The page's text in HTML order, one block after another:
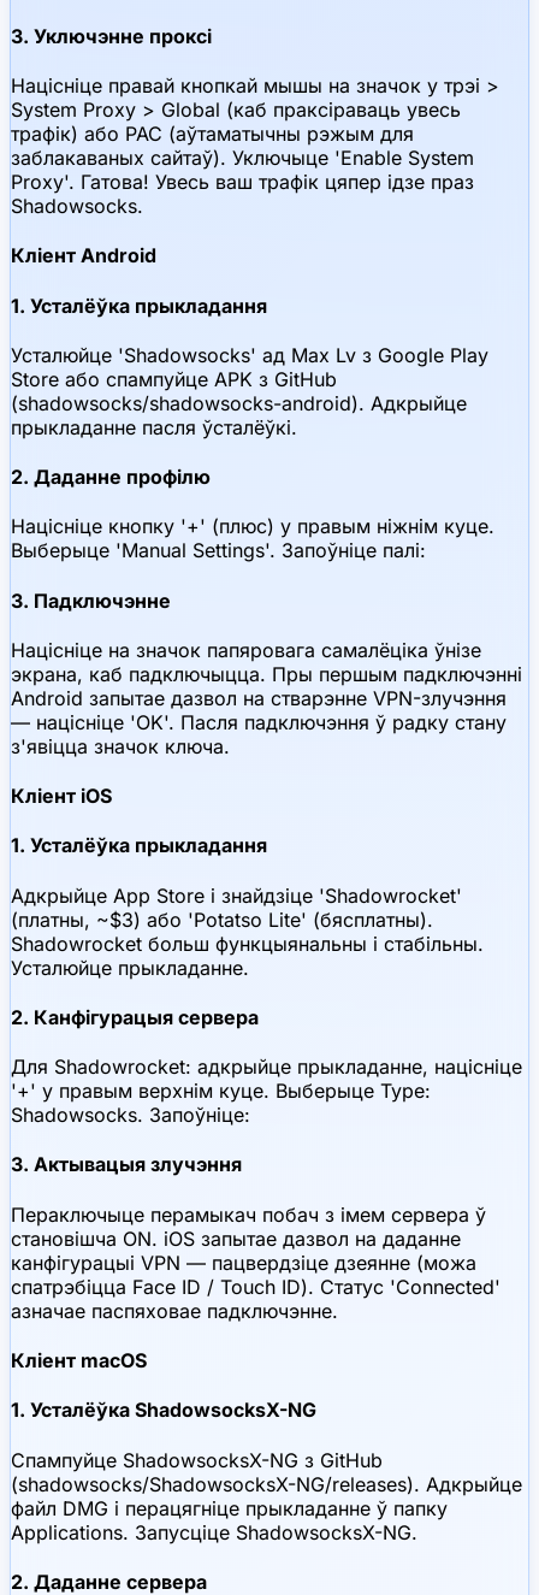
3. Уключэнне проксі
Націсніце правай кнопкай мышы на значок у трэі >
System Proxy > Global (каб праксіраваць увесь
трафік) або PAC (аўтаматычны рэжым для
заблакаваных сайтаў). Уключыце 'Enable System
Proxy'. Гатова! Увесь ваш трафік цяпер ідзе праз
Shadowsocks.
Кліент Android
1. Усталёўка прыкладання
Усталюйце 'Shadowsocks' ад Max Lv з Google Play
Store або спампуйце APK з GitHub
(shadowsocks/shadowsocks-android). Адкрыйце
прыкладанне пасля ўсталёўкі.
2. Даданне профілю
Націсніце кнопку '+' (плюс) у правым ніжнім куце.
Выберыце 'Manual Settings'. Запоўніце палі:
3. Падключэнне
Націсніце на значок папяровага самалёціка ўнізе
экрана, каб падключыцца. Пры першым падключэнні
Android запытае дазвол на стварэнне VPN-злучэння
— націсніце 'OK'. Пасля падключэння ў радку стану
з'явіцца значок ключа.
Кліент iOS
1. Усталёўка прыкладання
Адкрыйце App Store і знайдзіце 'Shadowrocket'
(платны, ~$3) або 'Potatso Lite' (бясплатны).
Shadowrocket больш функцыянальны і стабільны.
Усталюйце прыкладанне.
2. Канфігурацыя сервера
Для Shadowrocket: адкрыйце прыкладанне, націсніце
'+' у правым верхнім куце. Выберыце Type:
Shadowsocks. Запоўніце:
3. Актывацыя злучэння
Пераключыце перамыкач побач з імем сервера ў
становішча ON. iOS запытае дазвол на даданне
канфігурацыі VPN — пацвердзіце дзеянне (можа
спатрэбіцца Face ID / Touch ID). Статус 'Connected'
азначае паспяховае падключэнне.
Кліент macOS
1. Усталёўка ShadowsocksX-NG
Спампуйце ShadowsocksX-NG з GitHub
(shadowsocks/ShadowsocksX-NG/releases). Адкрыйце
файл DMG і перацягніце прыкладанне ў папку
Applications. Запусціце ShadowsocksX-NG.
2. Даданне сервера